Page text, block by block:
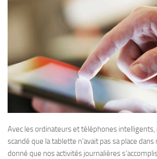
Avec les ordinateurs et téléphones
scandé que la tablette n’avait pas sa place
donné que nos activités journalières